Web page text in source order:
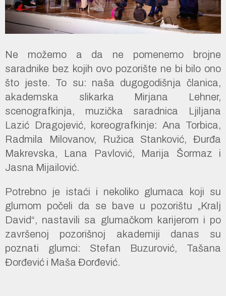
Ne možemo a da ne pomenemo brojne
saradnike bez kojih ovo pozorište ne bi bilo ono
što jeste. To su: naša dugogodišnja članica,
akademska slikarka Mirjana Lehner,
scenografkinja, muzička saradnica Ljiljana
Lazić Dragojević, koreografkinje: Ana Torbica,
Radmila Milovanov, Ružica Stanković, Đurđa
Makrevska, Lana Pavlović, Marija Šormaz i
Jasna Mijailović.
Potrebno je istaći i nekoliko glumaca koji su
glumom počeli da se bave u pozorištu „Kralj
David“, nastavili sa glumačkom karijerom i po
završenoj pozorišnoj akademiji danas su
poznati glumci: Stefan Buzurović, Tašana
Đorđević i Maša Đorđević.